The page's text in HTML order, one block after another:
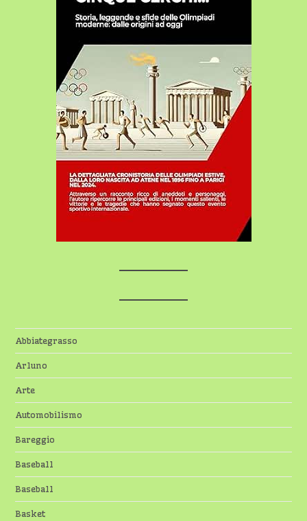
Abbiategrasso
Arluno
Arte
Automobilismo
Bareggio
Baseball
Baseball
Basket